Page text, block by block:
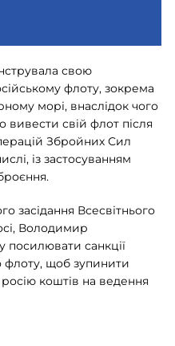
свою
флоту, зокрема
морі, внаслідок чого
вивести свій флот після
Збройних Сил
із застосуванням
засідання Всесвітнього
Володимир
посилювати санкції
флоту, щоб зупинити
коштів на ведення